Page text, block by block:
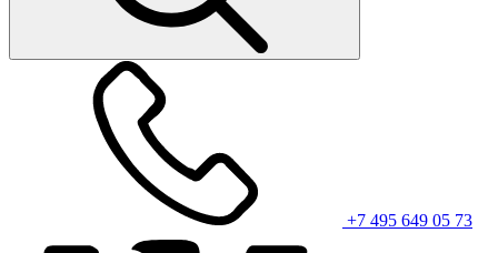
+7 495 649 05 73